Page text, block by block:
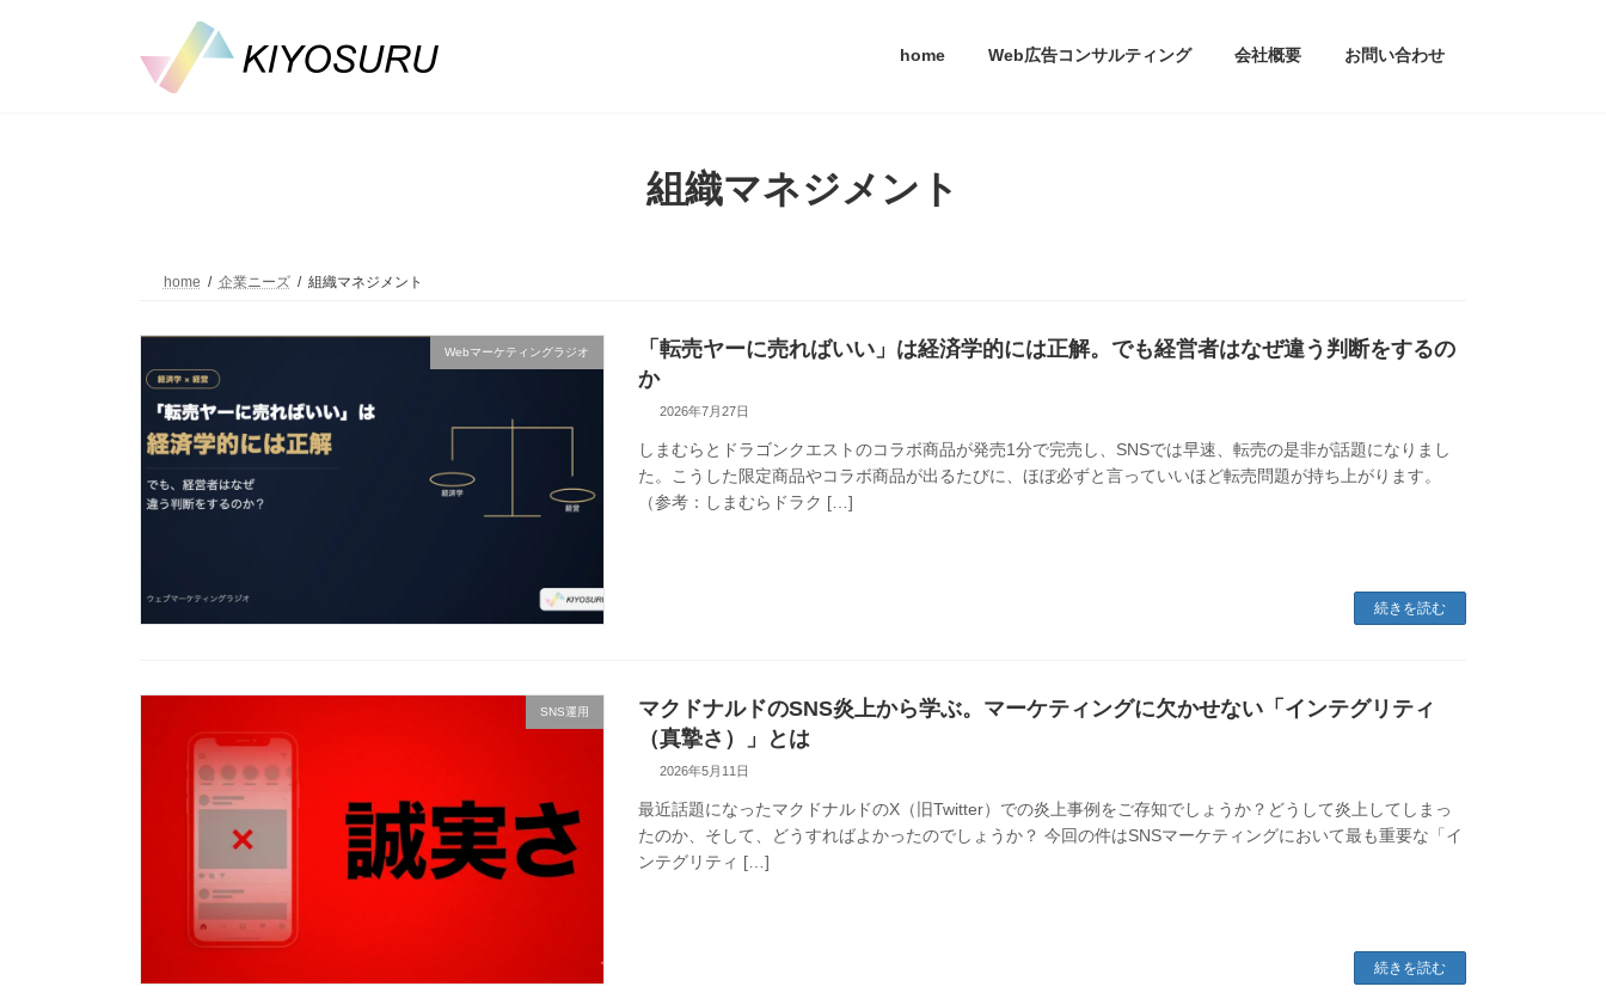
home Web広告コンサルティング 会社概要 お問い合わせ
組織マネジメント
home 企業ニーズ 組織マネジメント
Webマーケティングラジオ
「転売ヤーに売ればいい」は経済学的には正解。でも経営者はなぜ違う判断をするの
か
2026年7月27日
しまむらとドラゴンクエストのコラボ商品が発売1分で完売し、SNSでは早速、転売の是非が話題になりまし
た。こうした限定商品やコラボ商品が出るたびに、ほぼ必ずと言っていいほど転売問題が持ち上がります。
（参考：しまむらドラク […]
続きを読む
SNS運用
マクドナルドのSNS炎上から学ぶ。マーケティングに欠かせない「インテグリティ
（真摯さ）」とは
2026年5月11日
最近話題になったマクドナルドのX（旧Twitter）での炎上事例をご存知でしょうか？どうして炎上してしまっ
たのか、そして、どうすればよかったのでしょうか？ 今回の件はSNSマーケティングにおいて最も重要な「イ
ンテグリティ […]
続きを読む